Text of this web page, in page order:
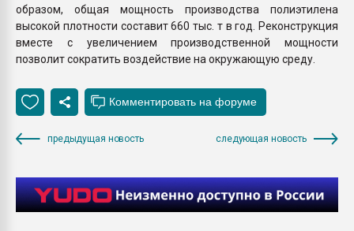
образом, общая мощность производства полиэтилена
высокой плотности составит 660 тыс. т в год. Реконструкция
вместе с увеличением производственной мощности
позволит сократить воздействие на окружающую среду.
предыдущая новость следующая новость